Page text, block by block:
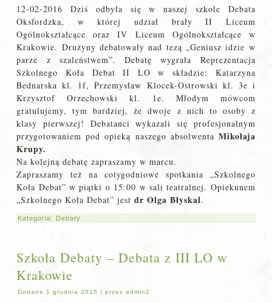
12-02-2016 Dziś odbyła się w naszej szkole Debata
Oksfordzka, w której udział brały II Liceum
Ogólnokształcące oraz IV Liceum Ogólnokształcące w
Krakowie. Drużyny debatowały nad tezą „Geniusz idzie w
parze z szaleństwem”. Debatę wygrała Reprezentacja
Szkolnego Koła Debat II LO w składzie: Katarzyna
Bednarska kl. 1f, Przemysław Klocek-Ostrowski kl. 3e i
Krzysztof Orzechowski kl. 1e. Młodym mówcom
gratulujemy, tym bardziej, że dwoje z nich to osoby z
klasy pierwszej! Debatanci wykazali się profesjonalnym
przygotowaniem pod opieką naszego absolwenta Mikołaja
Krupy.
Na kolejną debatę zapraszamy w marcu.
Zapraszamy też na cotygodniowe spotkania „Szkolnego
Koła Debat” w piątki o 15:00 w sali teatralnej. Opiekunem
„Szkolnego Koła Debat” jestdr Olga Błyskal.
Kategoria: Debaty
Szkoła Debaty – Debata z III LO w
Krakowie
Dodane 1 grudnia 2015 |przez admin2